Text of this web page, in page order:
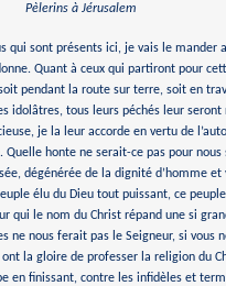
Pèlerins à Jérusalem
qui sont présents ici, je vais le mander
Quant à ceux qui partiront pour
pendant la route sur terre, soit en
idolâtres, tous leurs péchés leur seront
je la leur accorde en vertu de
Quelle honte ne serait-ce pas pour nous
dégénérée de la dignité d’homme et
élu du Dieu tout puissant, ce
qui le nom du Christ répand une si
ne nous ferait pas le Seigneur, si vous
la gloire de professer la religion du
en finissant, contre les infidèles et